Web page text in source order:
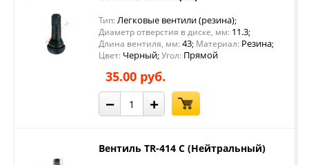
Тип: Легковые вентили (резина);
Диаметр отверстия в диске, мм: 11.3;
Длина вентиля, мм: 43; Материал: Резина;
Цвет: Черный;Угол: Прямой
35.00 руб.
− +
Вентиль TR-414 С (Нейтральный)